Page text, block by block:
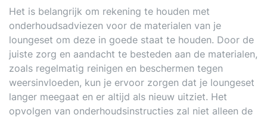
Het is belangrijk om rekening te houden met
onderhoudsadviezen voor de materialen van je
loungeset om deze in goede staat te houden. Door de
juiste zorg en aandacht te besteden aan de materialen,
zoals regelmatig reinigen en beschermen tegen
weersinvloeden, kun je ervoor zorgen dat je loungeset
langer meegaat en er altijd als nieuw uitziet. Het
opvolgen van onderhoudsinstructies zal niet alleen de